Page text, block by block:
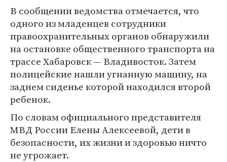
В сообщении ведомства отмечается, что
одного из младенцев сотрудники
правоохранительных органов обнаружили
на остановке общественного транспорта на
трассе Хабаровск — Владивосток. Затем
полицейские нашли угнанную машину, на
заднем сиденье которой находился второй
ребенок.
По словам официального представителя
МВД России Елены Алексеевой, дети в
безопасности, их жизни и здоровью ничто
не угрожает.